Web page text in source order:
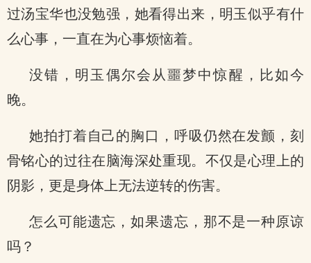
过汤宝华也没勉强，她看得出来，明玉似乎有什
么心事，一直在为心事烦恼着。
没错，明玉偶尔会从噩梦中惊醒，比如今
晚。
她拍打着自己的胸口，呼吸仍然在发颤，刻
骨铭心的过往在脑海深处重现。不仅是心理上的
阴影，更是身体上无法逆转的伤害。
怎么可能遗忘，如果遗忘，那不是一种原谅
吗？